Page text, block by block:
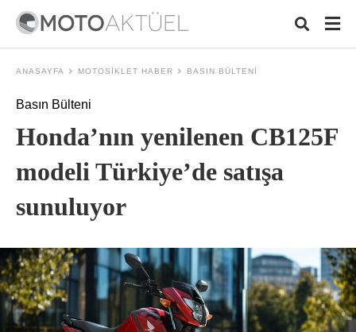
your
ANASAYFA MOTOSIKLET HABER BASIN BÜLTENI
Basın Bülteni
Honda’nın yenilenen CB125F
modeli Türkiye’de satışa
sunuluyor